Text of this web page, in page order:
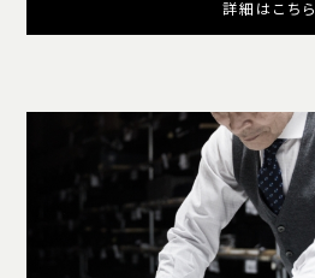
詳細はこちら